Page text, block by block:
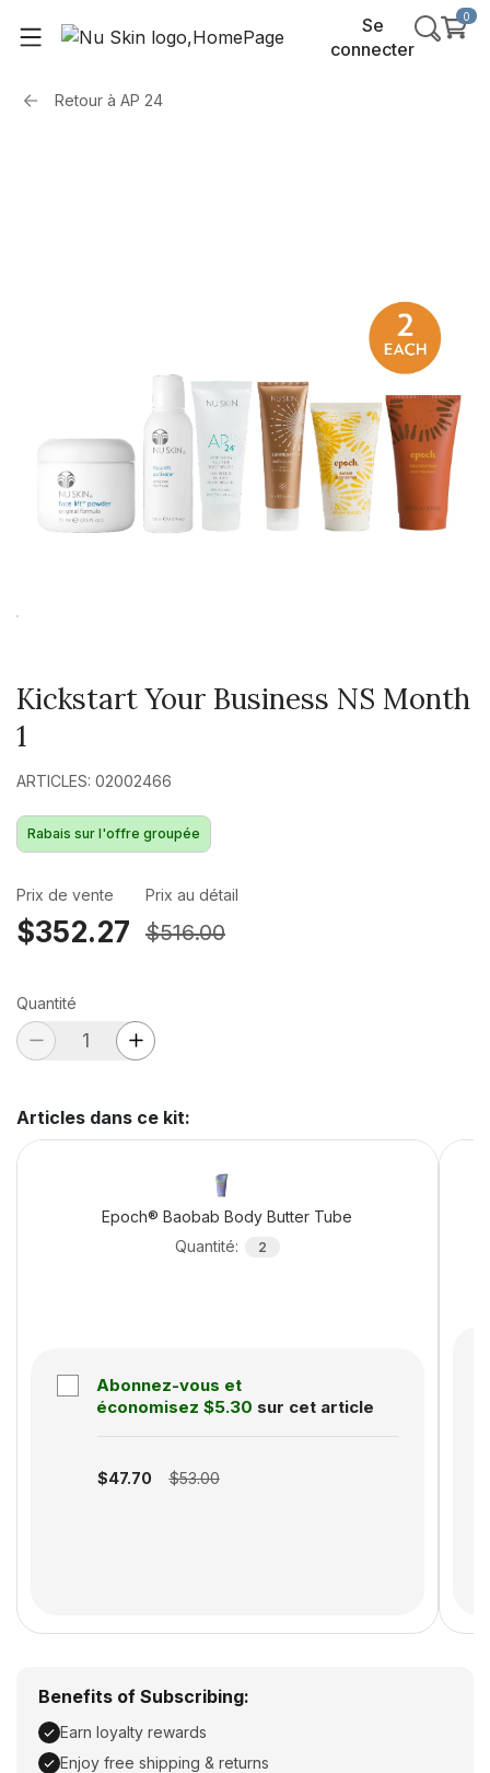
Se
connecter
0
Retour à AP 24
Kickstart Your Business NS Month
1
ARTICLES: 02002466
Rabais sur l'offre groupée
Prix de vente
$352.27
Prix au détail
$516.00
Quantité
Articles dans ce kit:
Epoch® Baobab Body Butter Tube
Quantité: 2
Abonnez-vous et
économisez $5.30 sur cet article
$47.70 $53.00
Benefits of Subscribing:
Earn loyalty rewards
Enjoy free shipping & returns